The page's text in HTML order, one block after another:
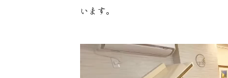
います。